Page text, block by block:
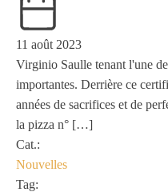
11 août 2023
Virginio Saulle tenant l'une
importantes. Derrière ce
années de sacrifices et de
la pizza n° […]
Cat.:
Nouvelles
Tag: